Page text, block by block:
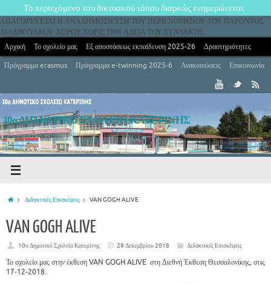
Το περιεχόμενο του δικτυακού τόπου διαρκώς ενημερώνεται.
ΑΠΑΓΟΡΕΥΕΤΑΙ Η ΑΝΑΔΗΜΟΣΙΕΥΣΗ ΤΟΥ ΠΕΡΙΕΧΟΜΕΝΟΥ ΤΟΥ ΠΑΡΟΝΤΟΣ
ΔΙΑΔΙΚΤΥΑΚΟΥ ΧΩΡΟΥ ΧΩΡΙΣ ΤΗΝ ΑΔΕΙΑ ΤΟΥ ΣΥΝΤΑΚΤΗ.
Αρχική
Το σχολείο μας Εξ αποστάσεως εκπαίδευση 2025-26
Δραστηριότητες
Πρόγραμμα erasmus
Πρόγραμμα e-twinning 2025-6 Ανακοινώσεις Επικοινωνία
10ο ΔΗΜΟΤΙΚΟ ΣΧΟΛΕΙΟ ΚΑΤΕΡΙΝΗΣ
10ο Δημοτικό Σχολείο Κατερίνης
Διδακτικές Επισκέψεις VAN GOGH ALIVE
VAN GOGH ALIVE
10ο Δημοτικό Σχολείο Κατερίνης 29 Δεκεμβρίου 2018 Διδακτικές Επισκέψεις
Το σχολείο μας στην έκθεση VAN GOGH ALIVE στη Διεθνή Έκθεση Θεσσαλονίκης, στις
17-12-2018.